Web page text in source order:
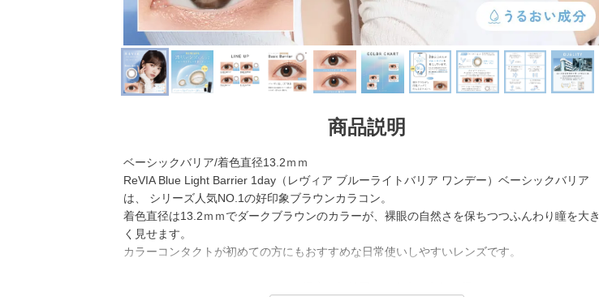
商品説明
ベーシックバリア/着色直径13.2ｍｍ
ReVIA Blue Light Barrier 1day（レヴィア ブルーライトバリア ワンデー）ベーシックバリア
は、 シリーズ人気NO.1の好印象ブラウンカラコン。
着色直径は13.2ｍｍでダークブラウンのカラーが、裸眼の自然さを保ちつつふんわり瞳を大き
く見せます。
カラーコンタクトが初めての方にもおすすめな日常使いしやすいレンズです。